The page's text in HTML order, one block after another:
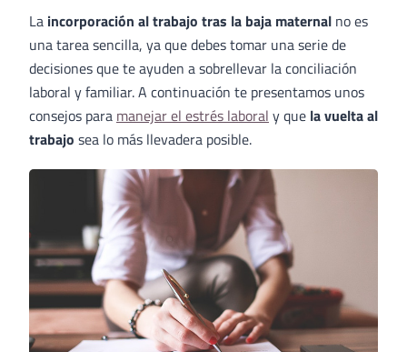
La incorporación al trabajo tras la baja maternal no es
una tarea sencilla, ya que debes tomar una serie de
decisiones que te ayuden a sobrellevar la conciliación
laboral y familiar. A continuación te presentamos unos
consejos para manejar el estrés laboral y que la vuelta al
trabajo sea lo más llevadera posible.